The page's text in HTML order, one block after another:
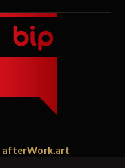
afterWork.art